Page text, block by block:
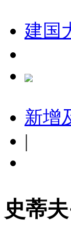
建国
新增
|
史蒂